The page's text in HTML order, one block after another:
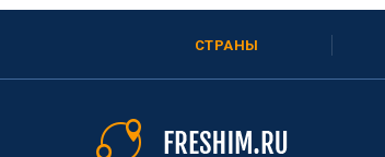
СТРАНЫ